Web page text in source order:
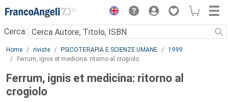
Menu
Cerca:
Main content
Home riviste PSICOTERAPIA E SCIENZE UMANE
1999
Ferrum, ignis et medicina: ritorno al crogiolo
Ferrum, ignis et medicina: ritorno al
crogiolo